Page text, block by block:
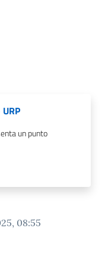
un punto
08:55